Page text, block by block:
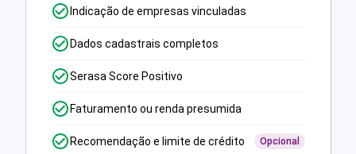
Indicação de empresas vinculadas
Dados cadastrais completos
Serasa Score Positivo
Faturamento ou renda presumida
Recomendação e limite de crédito Opcional